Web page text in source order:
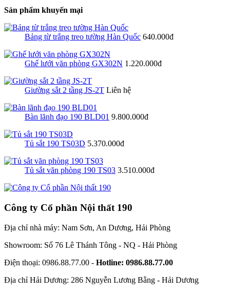
Sản phẩm khuyến mại
Bảng từ trắng treo tường Hàn Quốc 640.000đ
Ghế lưới văn phòng GX302N 1.220.000đ
Giường sắt 2 tầng JS-2T Liên hệ
Bàn lãnh đạo 190 BLD01 9.800.000đ
Tủ sắt 190 TS03D 5.370.000đ
Tủ sắt văn phòng 190 TS03 3.510.000đ
Công ty Cổ phần Nội thất 190
Địa chỉ nhà máy: Nam Sơn, An Dương, Hải Phòng
Showroom: Số 76 Lê Thánh Tông - NQ - Hải Phòng
Điện thoại: 0986.88.77.00 - Hotline: 0986.88.77.00
Địa chỉ Hải Dương: 286 Nguyễn Lương Bằng - Hải Dương